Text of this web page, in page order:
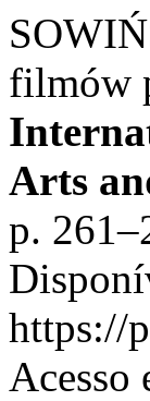
filmów
Arts
p.
https://
Acesso